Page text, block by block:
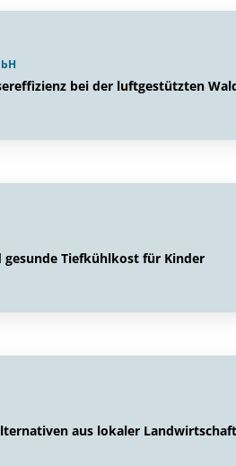
bei der luftgestützten
gesunde Tiefkühlkost für Kinder
aus lokaler